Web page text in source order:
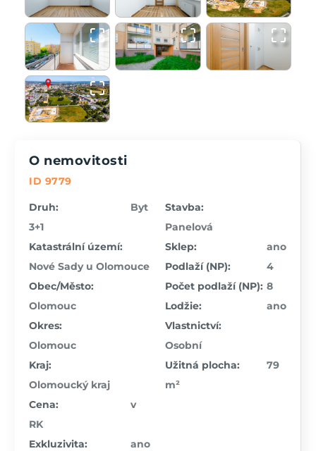
O nemovitosti
ID 9779
Druh:
Byt
3+1
Katastrální území:
Nové Sady u Olomouce
Obec/Město:
Olomouc
Okres:
Olomouc
Kraj:
Olomoucký kraj
Cena:
v
RK
Exkluzivita:
ano
Stavba:
Panelová
Sklep:
ano
Podlaží (NP):
4
Počet podlaží (NP): 8
Lodžie:
ano
Vlastnictví:
Osobní
Užitná plocha:
79
m²